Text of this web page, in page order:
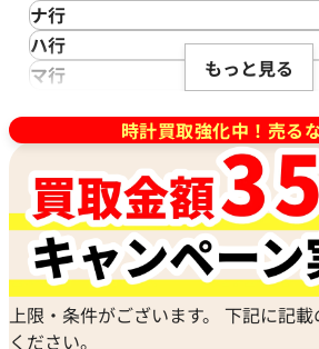
この度は「おたからや」でチューダ
をご利用いただき、誠にありがとう
が大切にされてきたお品にご満足い
できましたこと、大変嬉しく思います
タイムは、単なる時間を知る道具で
オイスターケースとねじ込み式リュー
社製の高精度なクロノグラフムーブ
た、堅牢さと実用性を象徴する特別
は、素材の重量や年式、状態だけでな
性、特定の型番の希少性、そして市場
よって決まります。弊社では、お客様
タイムが持つ唯一無二の価値を深く
市場価格をリアルタイムで確認しな
Azimuth
アジムース
ANONIMO
Alain Silberstein
アラン・シルベスタイン
Armand Nicolet
アルマン・ニコレ
WALTHAM
ウォルサム
HUBLOT
ウブロ
カルティエ
Gaga Milano
ガガミラノ
Quinting
クインティング
Cuervo y Sobrinos
クエルボ・イ・ソブリノス
CVSTOS
クストス
Chronoswiss
クロノスイス
GUCCI
サンローラン
Shellman
シェルマン
CITIZEN
シチズン
CHANEL
シャネル
Chopard
ショパール
CHAUMET
ショーメ
Jacob & Co.
ジェイコブ
TAG Heuer
タグ・ホイヤー
Daniel Roth
ダニエル・ロート
TUDOR
チューダー(チュードル)
Tiffany & Co.
ティファニー
Dior
ディオール
ナ行
NOMOS Glashütte
ノモス グラスヒュッテ
ハ行
Hamilton
Harry Winston
ハリー・ウィンストン
Patek Philippe
パテック フィリップ
Panerai
パネライ
Parmigiani Fleurier
パルミジャーニ・フルリエ
Piaget
マ行
モーリス・ラクロア
RALPH LAUREN
Richard Mille
リシャール・ミル
Louis Vuitton
ルイ・ヴィトン
Luminox
ルミノックス
もっと見る
時計買取強化中！売る
上限・条件がございます。 下記に記
ください。